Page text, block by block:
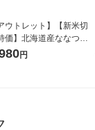
ウトレット】【新米切
価】北海道産ななつぼ
洗米 5kg 1袋 令和7年産
円